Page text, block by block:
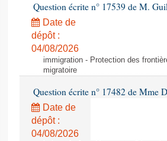
Question écrite n° 17539 de M.
Date de
dépôt :
04/08/2026
immigration - Protection des
migratoire
Question écrite n° 17482 de Mme
Date de
dépôt :
04/08/2026